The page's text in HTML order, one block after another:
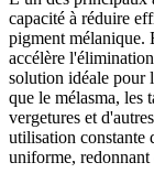
capacité à réduire
pigment mélanique.
accélère
solution idéale pour
que le mélasma, les
vergetures et
utilisation
uniforme, redonnant